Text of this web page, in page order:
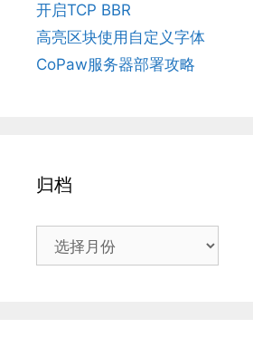
开启TCP BBR
高亮区块使用自定义字体
CoPaw服务器部署攻略
归档